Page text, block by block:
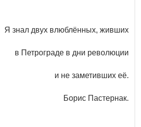
Я знал двух влюблённых, живших
в Петрограде в дни революции
и не заметивших её.
Борис Пастернак.